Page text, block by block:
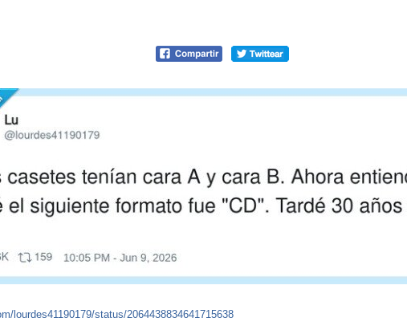
lourdes41190179/status/2064438834641715638